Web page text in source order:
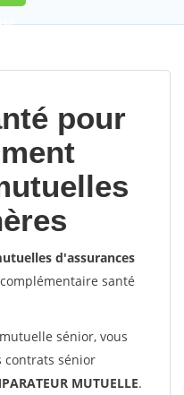
pour
d'assurances
santé
sénior, vous
contrats sénior
MUTUELLE.